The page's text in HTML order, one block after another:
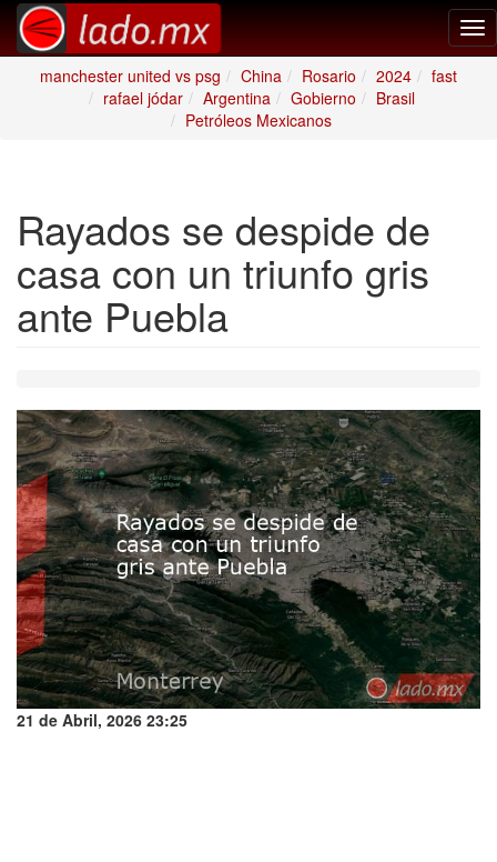
manchester united vs psg
China Rosario 2024
fast
rafael jódar
Argentina Gobierno
Brasil
Petróleos Mexicanos
Rayados se despide de
casa con un triunfo gris
ante Puebla
21 de Abril, 2026 23:25